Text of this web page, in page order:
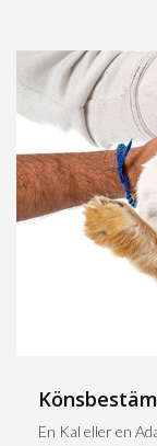
En Kal eller en